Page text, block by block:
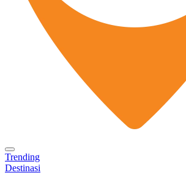
Trending
Destinasi